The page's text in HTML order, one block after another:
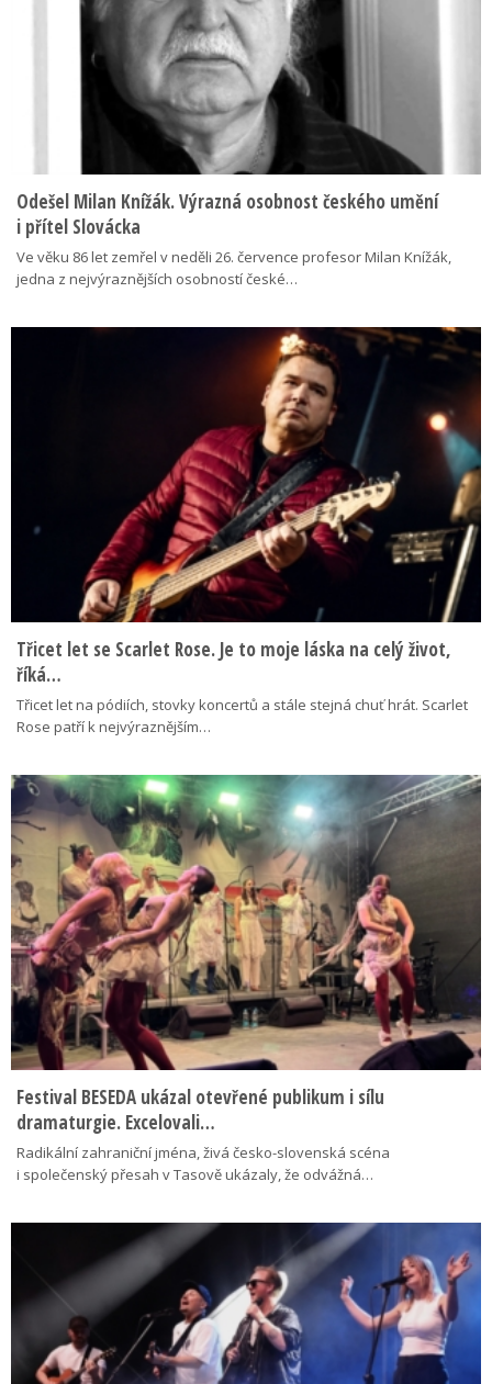
Odešel Milan Knížák. Výrazná osobnost českého umění
i přítel Slovácka
Ve věku 86 let zemřel v neděli 26. července profesor Milan Knížák,
jedna z nejvýraznějších osobností české…
Třicet let se Scarlet Rose. Je to moje láska na celý život,
říká…
Třicet let na pódiích, stovky koncertů a stále stejná chuť hrát. Scarlet
Rose patří k nejvýraznějším…
Festival BESEDA ukázal otevřené publikum i sílu
dramaturgie. Excelovali…
Radikální zahraniční jména, živá česko-slovenská scéna
i společenský přesah v Tasově ukázaly, že odvážná…